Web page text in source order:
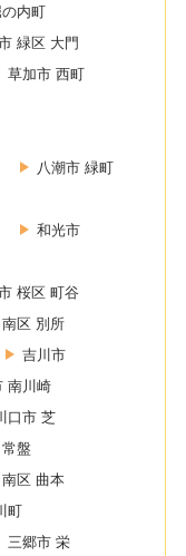
内町
緑区 大門
草加市 西町
八潮市 緑町
和光市
桜区 町谷
区 別所
吉川市
南川崎
口市 芝
盤
区 曲本
町
三郷市 栄